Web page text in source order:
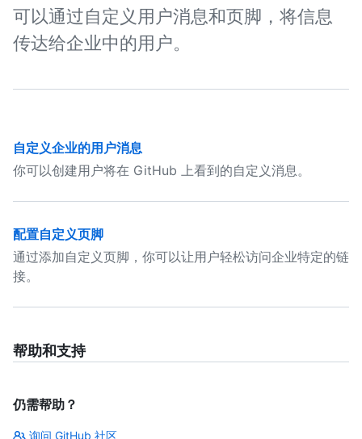
可以通过自定义用户消息和页脚，将信息
传达给企业中的用户。
自定义企业的用户消息
你可以创建用户将在 GitHub 上看到的自定义消息。
配置自定义页脚
通过添加自定义页脚，你可以让用户轻松访问企业特定的链
接。
帮助和支持
仍需帮助？
询问 GitHub 社区